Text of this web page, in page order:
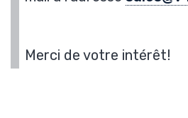
Merci de votre intérêt!